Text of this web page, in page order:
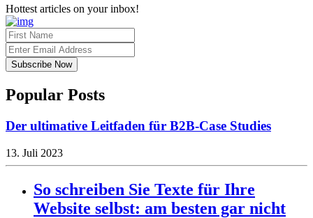
Hottest articles on your inbox!
Popular Posts
Der ultimative Leitfaden für B2B-Case Studies
13. Juli 2023
So schreiben Sie Texte für Ihre
Website selbst: am besten gar nicht